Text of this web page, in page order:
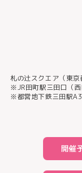
札の辻スクエア（東京
※JR田町駅三田口（
※都営地下鉄三田駅
開催